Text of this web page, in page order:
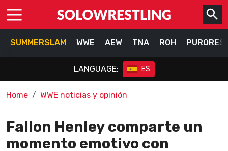
SUMMERSLAM WWE AEW TNA ROH
LANGUAGE: ES
Home WWE noticias y opinión
Fallon Henley comparte un
momento emotivo con